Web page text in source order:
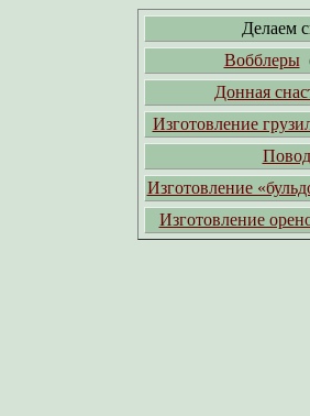
Делаем
Вобблеры
Донная
Изготовление
Изготовление
Изготовление